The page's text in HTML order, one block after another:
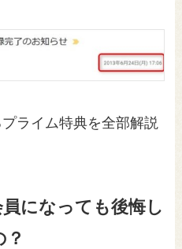
ライム特典を全部解説
になっても後悔し